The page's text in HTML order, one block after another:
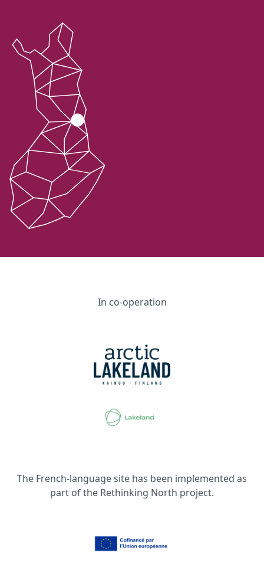
In co-operation
The French-language site has been implemented as
part of the Rethinking North project.